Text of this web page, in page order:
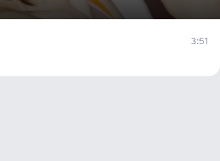
3:51